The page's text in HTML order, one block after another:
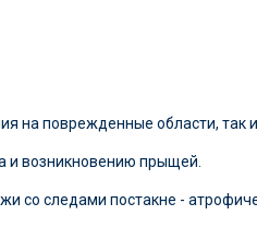
на поврежденные области, так
и возникновению прыщей.
со следами постакне -